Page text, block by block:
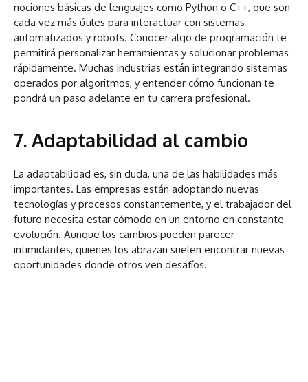
nociones básicas de lenguajes como Python o C++, que son
cada vez más útiles para interactuar con sistemas
automatizados y robots. Conocer algo de programación te
permitirá personalizar herramientas y solucionar problemas
rápidamente. Muchas industrias están integrando sistemas
operados por algoritmos, y entender cómo funcionan te
pondrá un paso adelante en tu carrera profesional.
7. Adaptabilidad al cambio
La adaptabilidad es, sin duda, una de las habilidades más
importantes. Las empresas están adoptando nuevas
tecnologías y procesos constantemente, y el trabajador del
futuro necesita estar cómodo en un entorno en constante
evolución. Aunque los cambios pueden parecer
intimidantes, quienes los abrazan suelen encontrar nuevas
oportunidades donde otros ven desafíos.